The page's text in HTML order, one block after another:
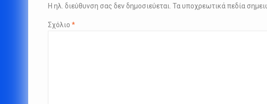
Η ηλ. διεύθυνση σας δεν δημοσιεύεται. Τα υποχρεωτικά πεδία
Σχόλιο *